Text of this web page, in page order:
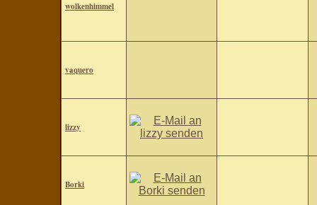
wolkenhimmel
vaquero
lizzy
Borki